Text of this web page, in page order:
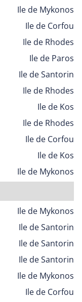
Ile de Mykonos
Ile de Corfou
Ile de Rhodes
Ile de Paros
Ile de Santorin
Ile de Rhodes
Ile de Kos
Ile de Rhodes
Ile de Corfou
Ile de Kos
Ile de Mykonos
Ile de Mykonos
Ile de Santorin
Ile de Santorin
Ile de Santorin
Ile de Mykonos
Ile de Corfou